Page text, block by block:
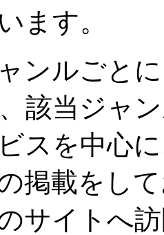
ます。
ンルごと
該当ジャ
スを中心
掲載をし
サイトへ